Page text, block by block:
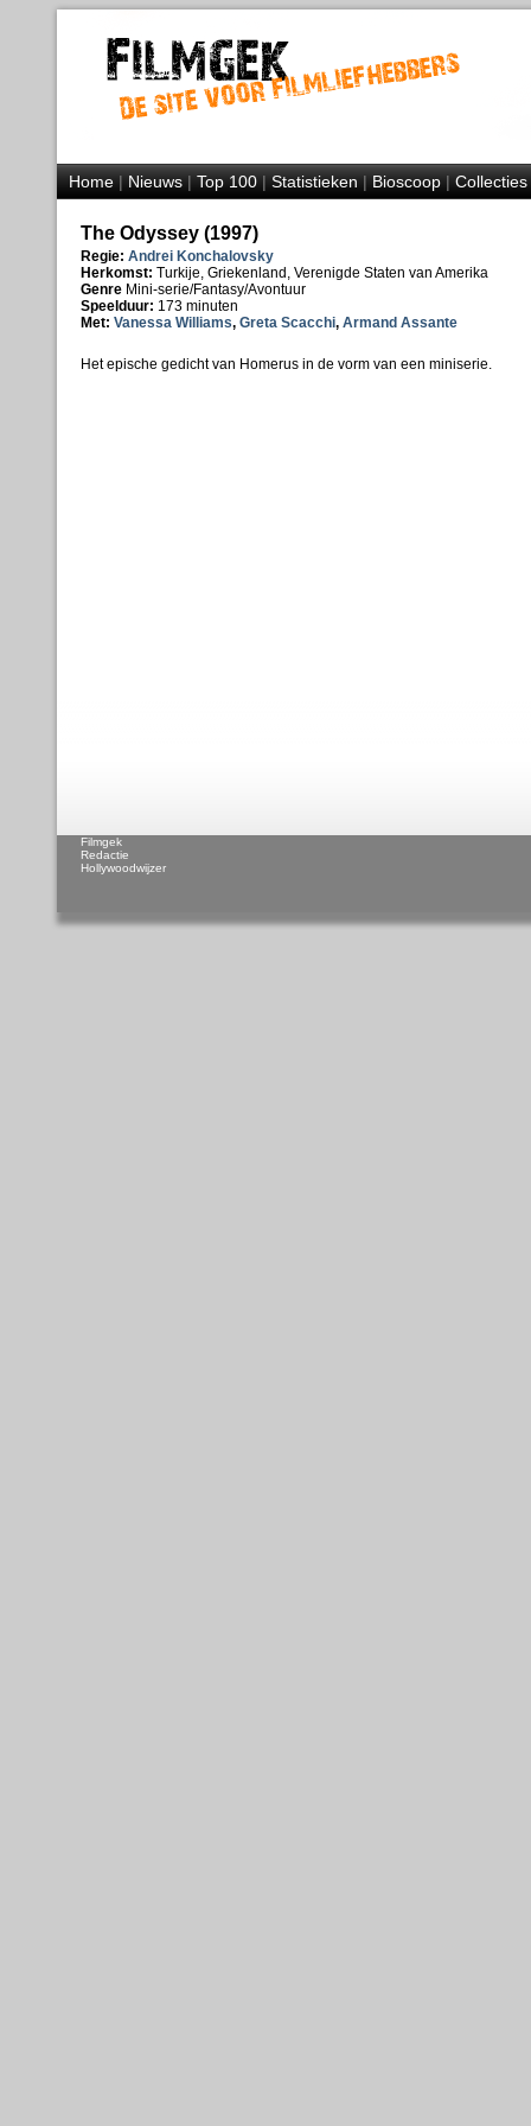
Home|Nieuws|Top 100|Statistieken|Bioscoop|Collecties
The Odyssey (1997)
Regie: Andrei Konchalovsky
Herkomst: Turkije, Griekenland, Verenigde Staten van Amerika
Genre Mini-serie/Fantasy/Avontuur
Speelduur: 173 minuten
Met: Vanessa Williams, Greta Scacchi, Armand Assante
Het epische gedicht van Homerus in de vorm van een miniserie.
Filmgek
Redactie
Hollywoodwijzer